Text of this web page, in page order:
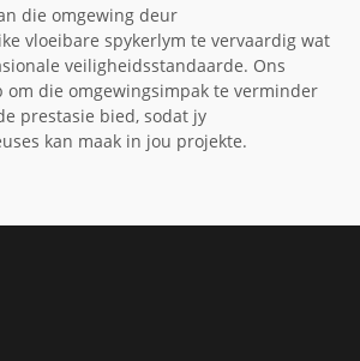
die omgewing deur
vloeibare spykerlym te vervaardig wat
veiligheidsstandaarde. Ons
om die omgewingsimpak te verminder
prestasie bied, sodat jy
kan maak in jou projekte.